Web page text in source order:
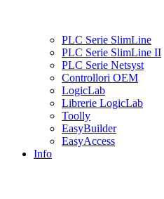
PLC Serie SlimLine
PLC Serie SlimLine II
PLC Serie Netsyst
Controllori OEM
LogicLab
Librerie LogicLab
Toolly
EasyBuilder
EasyAccess
Info